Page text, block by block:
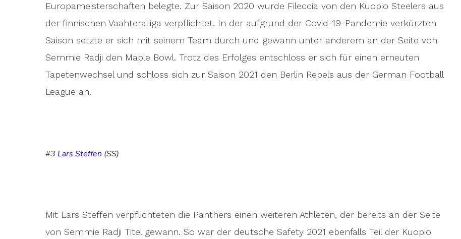
Europameisterschaften belegte. Zur Saison 2020 wurde Fileccia von den Kuopio Steelers aus
der finnischen Vaahteraliiga verpflichtet. In der aufgrund der Covid-19-Pandemie verkürzten
Saison setzte er sich mit seinem Team durch und gewann unter anderem an der Seite von
Semmie Radji den Maple Bowl. Trotz des Erfolges entschloss er sich für einen erneuten
Tapetenwechsel und schloss sich zur Saison 2021 den Berlin Rebels aus der German Football
League an.
#3 Lars Steffen (SS)
Mit Lars Steffen verpflichteten die Panthers einen weiteren Athleten, der bereits an der Seite
von Semmie Radji Titel gewann. So war der deutsche Safety 2021 ebenfalls Teil der Kuopio